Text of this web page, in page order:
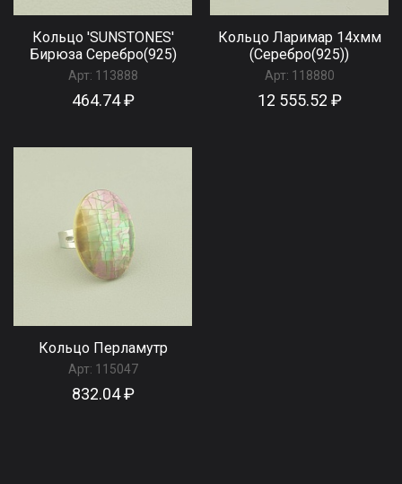
Кольцо 'SUNSTONES'
Бирюза Серебро(925)
Арт: 113888
464.74 ₽
Кольцо Ларимар 14хмм
(Серебро(925))
Арт: 118880
12 555.52 ₽
Кольцо Перламутр
Арт: 115047
832.04 ₽